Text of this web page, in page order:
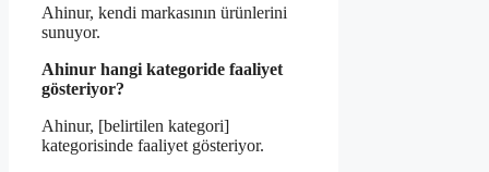
Ahinur, kendi markasının ürünlerini
sunuyor.
Ahinur hangi kategoride faaliyet
gösteriyor?
Ahinur, [belirtilen kategori]
kategorisinde faaliyet gösteriyor.